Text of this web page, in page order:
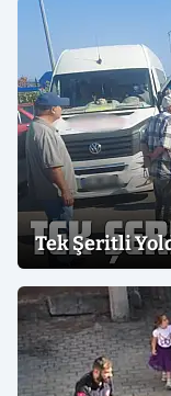
Tek Şeritli